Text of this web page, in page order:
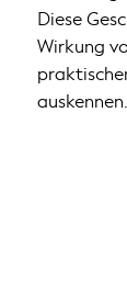
Diese
Wirkung
auskennen.